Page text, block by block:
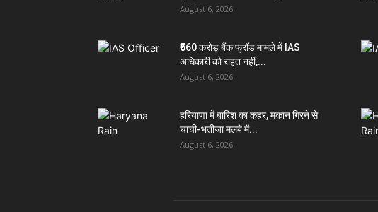
August 6, 2026
₹560 करोड़ बैंक फ्रॉड मामले में IAS
अधिकारी को राहत नहीं,...
August 6, 2026
हरियाणा में बारिश का कहर, मकान गिरने से
चाची-भतीजा मलबे में...
August 6, 2026